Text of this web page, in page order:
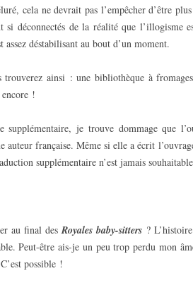
cela ne devrait pas l’empêcher d’être
si déconnectés de la réalité que l’illogisme
assez déstabilisant au bout d’un moment.
trouverez ainsi : une bibliothèque à
encore !
supplémentaire, je trouve dommage que
auteur française. Même si elle a écrit
supplémentaire n’est jamais
au final desRoyales baby-sitters? L’histoire
Peut-être ais-je un peu trop perdu mon
possible !